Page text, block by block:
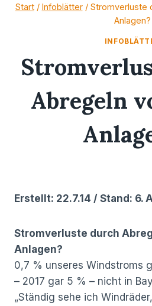
ZumStart / Infoblätter / Stromverluste
Anlagen?
Abregeln
Erstellt: 22.7.14 / Stand: 6.
Stromverluste durch
Anlagen?
0,7 % unseres Windstroms
– 2017 gar 5 % – nicht in
„Ständig sehe ich